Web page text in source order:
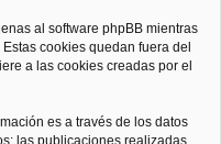
al software phpBB mientras
cookies quedan fuera del
a las cookies creadas por el
es a través de los datos
las publicaciones realizadas